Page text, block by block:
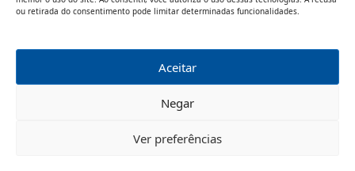
ou retirada do consentimento pode limitar determinadas funcionalidades.
Aceitar
Negar
Ver preferências
POLÍTICA DE PRIVACIDADE
© 2026 - TODOS OS DIREITOS RESERVADOS